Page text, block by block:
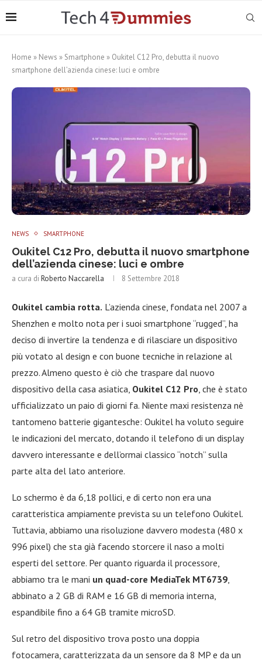
Home » News » Smartphone » Oukitel C12 Pro, debutta il nuovo
smartphone dell’azienda cinese: luci e ombre
NEWS SMARTPHONE
Oukitel C12 Pro, debutta il nuovo smartphone
dell’azienda cinese: luci e ombre
a cura di Roberto Naccarella 8 Settembre 2018
Oukitel cambia rotta. L’azienda cinese, fondata nel 2007 a
Shenzhen e molto nota per i suoi smartphone “rugged”, ha
deciso di invertire la tendenza e di rilasciare un dispositivo
più votato al design e con buone tecniche in relazione al
prezzo. Almeno questo è ciò che traspare dal nuovo
dispositivo della casa asiatica, Oukitel C12 Pro , che è stato
ufficializzato un paio di giorni fa. Niente maxi resistenza nè
tantomeno batterie gigantesche: Oukitel ha voluto seguire
le indicazioni del mercato, dotando il telefono di un display
davvero interessante e dell’ormai classico “notch” sulla
parte alta del lato anteriore.
Lo schermo è da 6,18 pollici, e di certo non era una
caratteristica ampiamente prevista su un telefono Oukitel.
Tuttavia, abbiamo una risoluzione davvero modesta (480 x
996 pixel) che sta già facendo storcere il naso a molti
esperti del settore. Per quanto riguarda il processore,
abbiamo tra le mani un quad-core MediaTek MT6739
abbinato a 2 GB di RAM e 16 GB di memoria interna,
espandibile fino a 64 GB tramite microSD.
Sul retro del dispositivo trova posto una doppia
fotocamera, caratterizzata da un sensore da 8 MP e da un